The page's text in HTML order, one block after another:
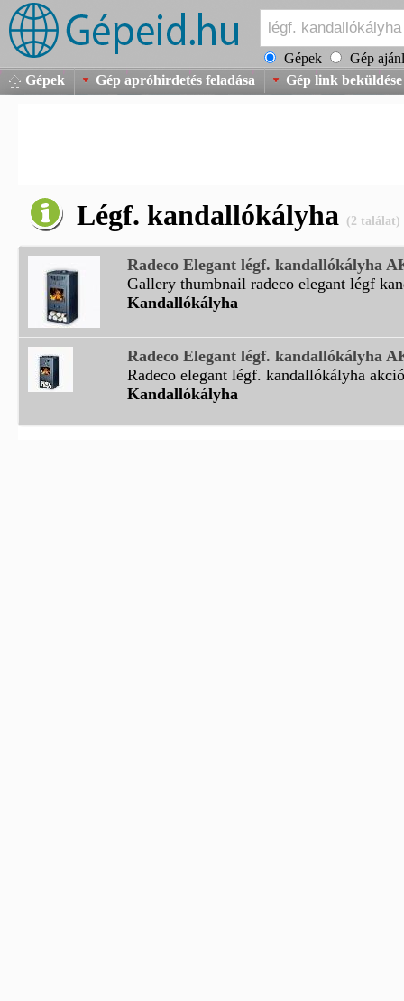
Gépek
Gép
Gépek
Gép apróhirdetés feladása Gép link beküldése
Légf. kandallókályha (2 találat)
Radeco Elegant légf. kandallókályha
Gallery thumbnail radeco elegant légf
Kandallókályha
Radeco Elegant légf. kandallókályha
Radeco elegant légf. kandallókályha
Kandallókályha